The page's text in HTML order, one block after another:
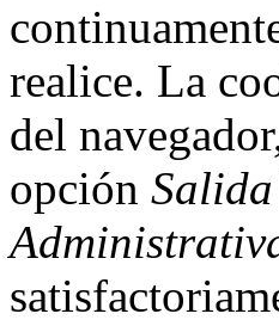
realice. La
del
opción Salida